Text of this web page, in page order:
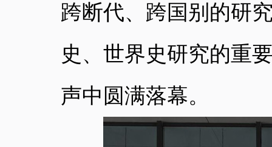
跨断代、 跨国别 的研
史、世界史研究的重
声中圆满落幕。